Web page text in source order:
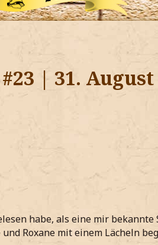
| 31. August
habe, als eine mir
Roxane mit einem Lächeln